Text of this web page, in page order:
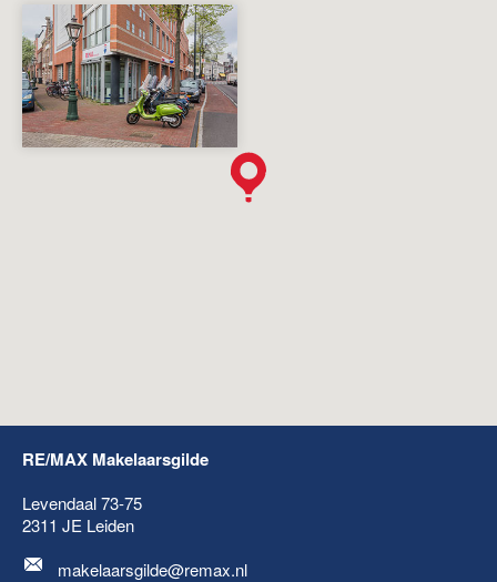
RE/MAX Makelaarsgilde
Levendaal 73-75
2311 JE Leiden
makelaarsgilde@remax.nl